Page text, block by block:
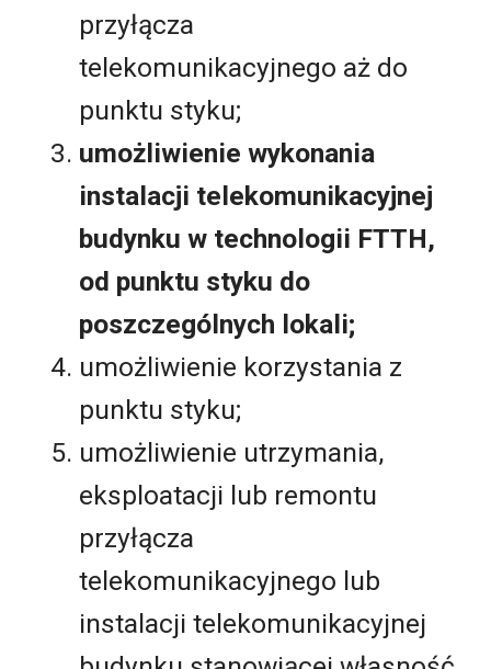
przyłącza
telekomunikacyjnego aż do
punktu styku;
umożliwienie wykonania
instalacji telekomunikacyjnej
budynku w technologii FTTH,
od punktu styku do
poszczególnych lokali;
umożliwienie korzystania z
punktu styku;
umożliwienie utrzymania,
eksploatacji lub remontu
przyłącza
telekomunikacyjnego lub
instalacji telekomunikacyjnej